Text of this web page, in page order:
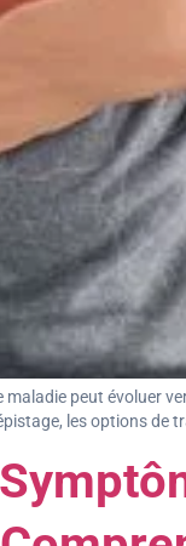
peut évoluer
les options de